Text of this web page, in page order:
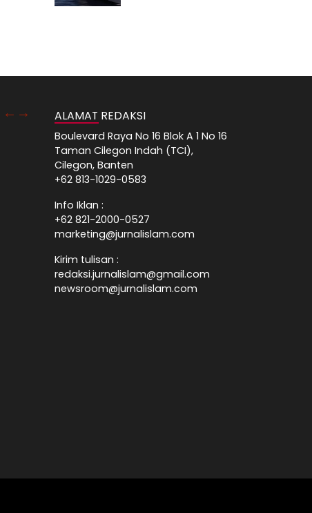
ALAMAT REDAKSI
Boulevard Raya No 16 Blok A 1 No 16
Taman Cilegon Indah (TCI),
Cilegon, Banten
+62 813-1029-0583
Info Iklan :
+62 821-2000-0527
marketing@jurnalislam.com
Kirim tulisan :
redaksi.jurnalislam@gmail.com
newsroom@jurnalislam.com